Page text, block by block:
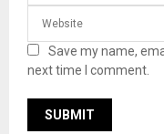
Save my name,
next time I comment.